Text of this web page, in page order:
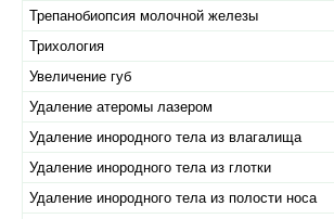
Трепанобиопсия молочной железы
Трихология
Увеличение губ
Удаление атеромы лазером
Удаление инородного тела из влагалища
Удаление инородного тела из глотки
Удаление инородного тела из полости носа